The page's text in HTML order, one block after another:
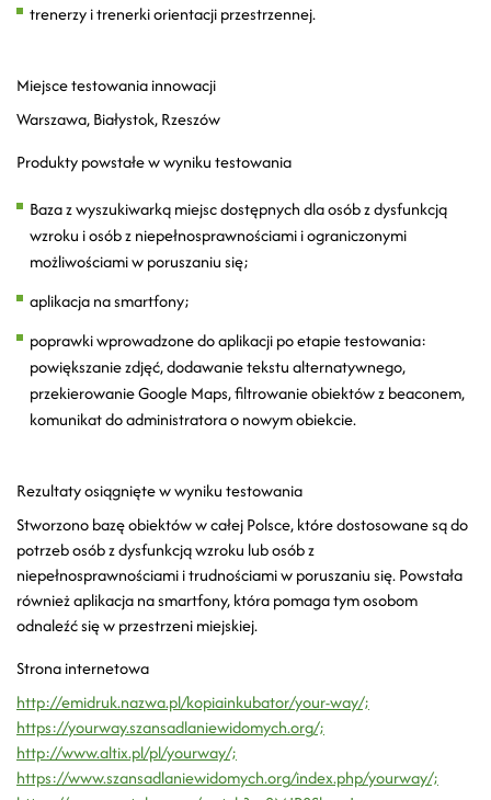
trenerzy i trenerki orientacji przestrzennej.
Miejsce testowania innowacji
Warszawa, Białystok, Rzeszów
Produkty powstałe w wyniku testowania
Baza z wyszukiwarką miejsc dostępnych dla osób z dysfunkcją
wzroku i osób z niepełnosprawnościami i ograniczonymi
możliwościami w poruszaniu się;
aplikacja na smartfony;
poprawki wprowadzone do aplikacji po etapie testowania:
powiększanie zdjęć, dodawanie tekstu alternatywnego,
przekierowanie Google Maps, filtrowanie obiektów z beaconem,
komunikat do administratora o nowym obiekcie.
Rezultaty osiągnięte w wyniku testowania
Stworzono bazę obiektów w całej Polsce, które dostosowane są do
potrzeb osób z dysfunkcją wzroku lub osób z
niepełnosprawnościami i trudnościami w poruszaniu się. Powstała
również aplikacja na smartfony, która pomaga tym osobom
odnaleźć się w przestrzeni miejskiej.
Strona internetowa
http://emidruk.nazwa.pl/kopiainkubator/your-way/;
https://yourway.szansadlaniewidomych.org/;
http://www.altix.pl/pl/yourway/;
https://www.szansadlaniewidomych.org/index.php/yourway/;